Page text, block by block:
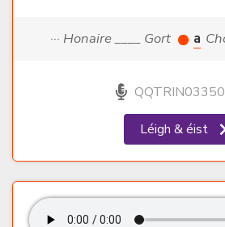
··· Honaire ____ Gort a
Léigh & éist